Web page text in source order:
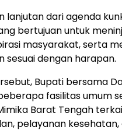
lanjutan dari agenda
bertujuan untuk
masyarakat, serta
sesuai dengan harapan.
Bupati bersama
fasilitas umum
Barat Tengah
pelayanan kesehatan,